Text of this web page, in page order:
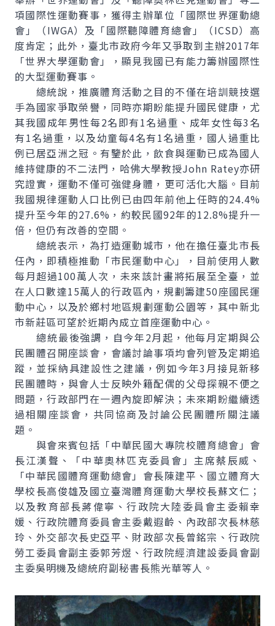
項國際性運動賽事，獲得主辦單位「國際世界運動總
會」（IWGA）及「國際聽障體育總會」（ICSD）高
度肯定；此外，臺北市政府今年又爭取到主辦2017年
「世界大學運動會」，顯見我國已有能力籌辦國際性
的大型運動賽事。
總統說，推廣體育活動之目的不僅在培訓競技選
手為國家爭取榮譽，同時亦期盼能提升國民健康，尤
其我國成年男性每2名即有1名過重、成年女性每3名
有1名過重，以及幼童每4名有1名過重，國人過重比
例已居亞洲之冠。有鑒於此，飲食與運動已成為國人
維持健康的不二法門，哈佛大學教授John Ratey亦研
究證實，運動不僅可強健身體，更可活化大腦。目前
我國規律運動人口比例已由四年前他上任時的24.4%
提升至今年的27.6%，約較民國92年的12.8%提升一
倍，但仍有改善的空間。
總統表示，為打造運動城市，他在擔任臺北市長
任內，即積極推動「市民運動中心」，目前使用人數
每月超過100萬人次，未來該計畫將拓展至全臺，並
在人口數達15萬人的行政區內，規劃籌建50座國民運
動中心，以及於鄉村地區規劃運動公園等，其中新北
市新莊區可望於近期內成立首座運動中心。
總統最後強調，自今年2月起，他每月定期與公
民團體召開座談會，會議討論事項均會列管及定期追
蹤，並採納具建設性之建議，例如今年3月接見新移
民團體時，與會人士反映外籍配偶的父母探親不便之
問題，行政部門在一週內旋即解決；未來期盼繼續透
過相關座談會，共同協商及討論公民團體所關注議
題。
與會來賓包括「中華民國大專院校體育總會」會
長江漢聲、「中華奧林匹克委員會」主席蔡辰威、
「中華民國體育運動總會」會長陳建平、國立體育大
學校長高俊雄及國立臺灣體育運動大學校長蘇文仁；
以及教育部長蔣偉寧、行政院大陸委員會主委賴幸
媛、行政院體育委員會主委戴遐齡、內政部次長林慈
玲、外交部次長史亞平、財政部次長曾銘宗、行政院
勞工委員會副主委郭芳煜、行政院經濟建設委員會副
主委吳明機及總統府副秘書長熊光華等人。